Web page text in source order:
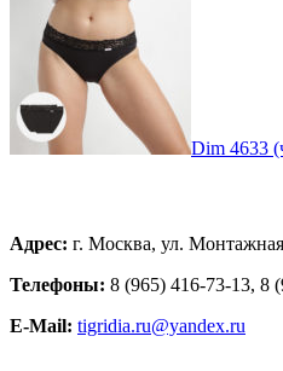
Dim 4633
Адрес: г. Москва, ул.
Телефоны: 8 (965) 416-73-13, 8
E-Mail: tigridia.ru@yandex.ru